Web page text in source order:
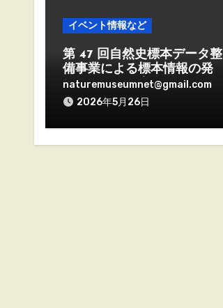
イベント情報など
第 47 回自然史標本データ整
備事業による標本情報の発
信に関する研究会の開催に
ついて（案内）
naturemuseumnet@gmail.com
2026年5月26日